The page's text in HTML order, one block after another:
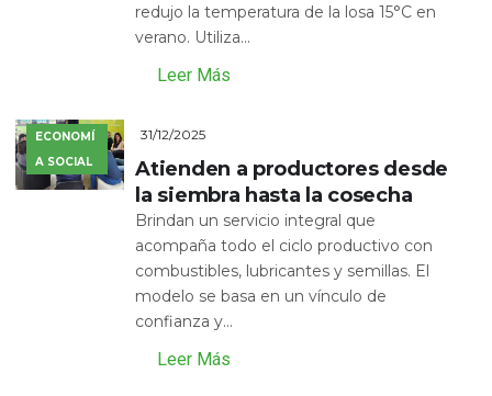
redujo la temperatura de la losa 15°C en
verano. Utiliza...
Leer Más
ECONOMÍ
A SOCIAL
31/12/2025
Atienden a productores desde
la siembra hasta la cosecha
Brindan un servicio integral que
acompaña todo el ciclo productivo con
combustibles, lubricantes y semillas. El
modelo se basa en un vínculo de
confianza y...
Leer Más